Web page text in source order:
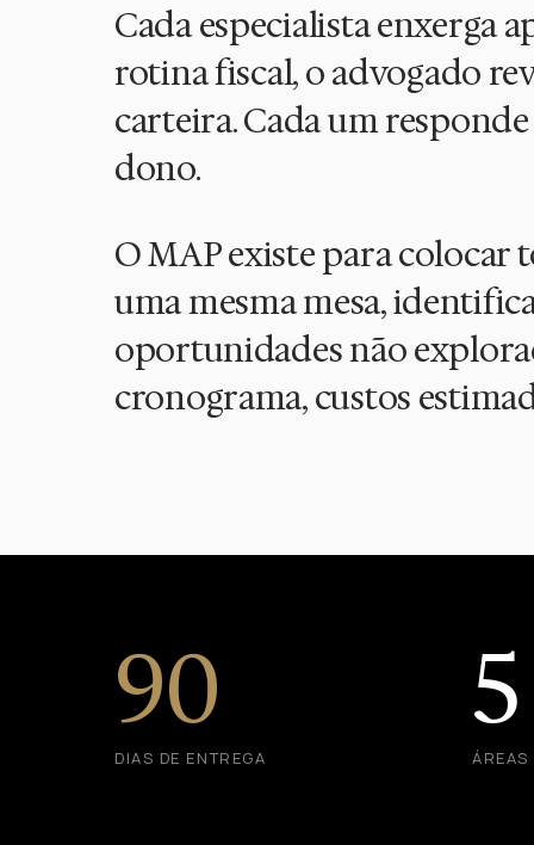
Cada especialista enxerga
rotina fiscal, o advogado
carteira. Cada um
dono.
O MAP existe para colocar
uma mesma mesa,
oportunidades não
cronograma, custos
90
DIAS DE ENTREGA
5
ÁREAS